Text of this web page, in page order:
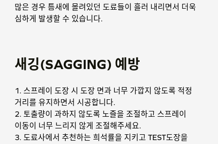
많은 경우 틈새에 몰려있던 도료들이 흘러 내리면서 더욱
심하게 발생할 수 있습니다.
새깅(SAGGING) 예방
1. 스프레이 도장 시 도장 면과 너무 가깝지 않도록 적정
거리를 유지하면서 시공합니다.
2. 토출량이 과하지 않도록 노즐을 조절하고 스프레이
이동이 너무 느리지 않게 조절해주세요.
3. 도료사에서 추천하는 희석률을 지키고 TEST도장을